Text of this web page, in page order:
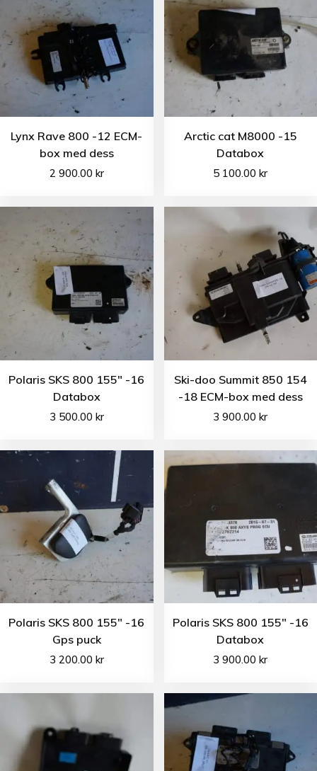
Lynx Rave 800 -12 ECM-
box med dess
2 900.00 kr
Arctic cat M8000 -15
Databox
5 100.00kr
Polaris SKS 800 155″ -16
Databox
3 500.00 kr
Ski-doo Summit 850 154
-18 ECM-box med dess
3 900.00kr
Polaris SKS 800 155″ -16
Gps puck
3 200.00 kr
Polaris SKS 800 155″ -16
Databox
3 900.00kr